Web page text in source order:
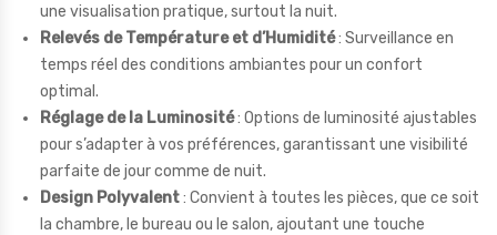
une visualisation pratique, surtout la nuit.
Relevés de Température et d’Humidité: Surveillance en
temps réel des conditions ambiantes pour un confort
optimal.
Réglage de la Luminosité: Options de luminosité ajustables
pour s’adapter à vos préférences, garantissant une visibilité
parfaite de jour comme de nuit.
Design Polyvalent: Convient à toutes les pièces, que ce soit
la chambre, le bureau ou le salon, ajoutant une touche